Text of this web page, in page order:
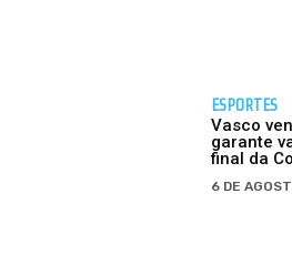
ESPORTES
Vasco
garante
final da
6 DE